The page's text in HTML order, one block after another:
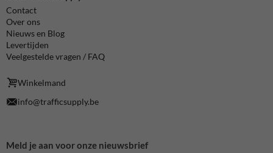
Contact
Over ons
Nieuws en Blog
Levertijden
Veelgestelde vragen / FAQ
Winkelmand
info@trafficsupply.be
Meld je aan voor onze nieuwsbrief